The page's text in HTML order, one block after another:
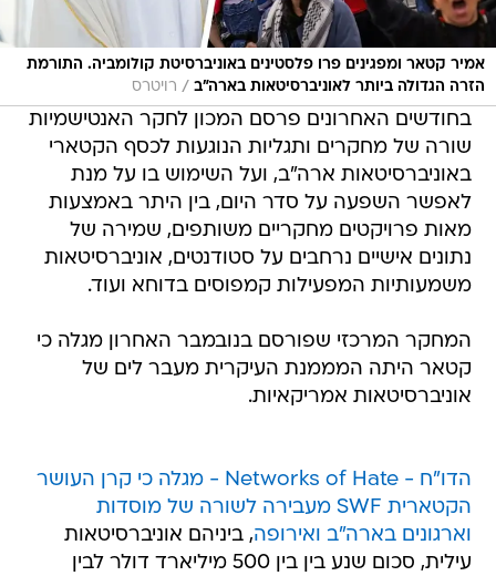
אמיר קטאר ומפגינים פרו פלסטינים באוניברסיטת קולומביה. התורמת
הזרה הגדולה ביותר לאוניברסיטאות בארה"ב / רויטרס
בחודשים האחרונים פרסם המכון לחקר האנטישמיות
שורה של מחקרים ותגליות הנוגעות לכסף הקטארי
באוניברסיטאות ארה"ב, ועל השימוש בו על מנת
לאפשר השפעה על סדר היום, בין היתר באמצעות
מאות פרויקטים מחקריים משותפים, שמירה של
נתונים אישיים נרחבים על סטודנטים, אוניברסיטאות
משמעותיות המפעילות קמפוסים בדוחא ועוד.
המחקר המרכזי שפורסם בנובמבר האחרון מגלה כי
קטאר היתה המממנת העיקרית מעבר לים של
אוניברסיטאות אמריקאיות.
הדו"ח - Networks of Hate - מגלה כי קרן העושר
הקטארית SWF מעבירה לשורה של מוסדות
וארגונים בארה"ב ואירופה, ביניהם אוניברסיטאות
עילית, סכום שנע בין בין 500 מיליארד דולר לבין